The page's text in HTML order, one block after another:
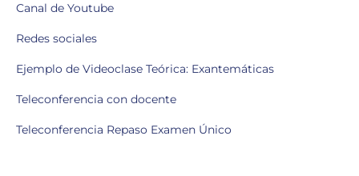
Canal de Youtube
Redes sociales
Ejemplo de Videoclase Teórica: Exantemáticas
Teleconferencia con docente
Teleconferencia Repaso Examen Único